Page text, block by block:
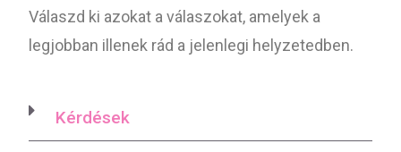
Válaszd ki azokat a válaszokat, amelyek a
legjobban illenek rád a jelenlegi helyzetedben.
Kérdések